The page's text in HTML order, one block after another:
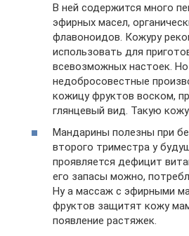
В ней содержится много
эфирных масел,
флавоноидов. Кожуру
использовать для
всевозможных настоек.
недобросовестные
кожицу фруктов воском,
глянцевый вид. Такую
Мандарины полезны при
второго триместра у
проявляется дефицит
его запасы можно,
Ну а массаж с эфирными
фруктов защитят кожу
появление растяжек.